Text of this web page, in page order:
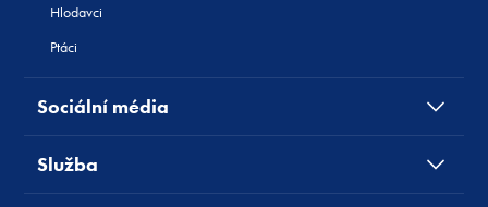
Hlodavci
Ptáci
Sociální média
Služba